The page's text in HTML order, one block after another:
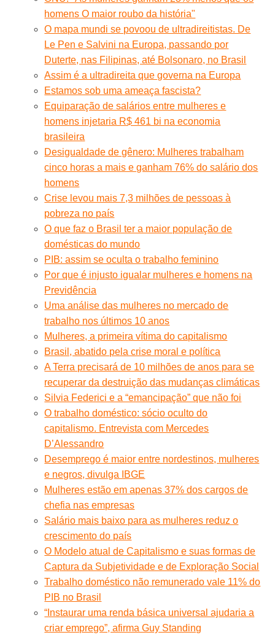
homens O maior roubo da história"
O mapa mundi se povoou de ultradireitistas. De
Le Pen e Salvini na Europa, passando por
Duterte, nas Filipinas, até Bolsonaro, no Brasil
Assim é a ultradireita que governa na Europa
Estamos sob uma ameaça fascista?
Equiparação de salários entre mulheres e
homens injetaria R$ 461 bi na economia
brasileira
Desigualdade de gênero: Mulheres trabalham
cinco horas a mais e ganham 76% do salário dos
homens
Crise levou mais 7,3 milhões de pessoas à
pobreza no país
O que faz o Brasil ter a maior população de
domésticas do mundo
PIB: assim se oculta o trabalho feminino
Por que é injusto igualar mulheres e homens na
Previdência
Uma análise das mulheres no mercado de
trabalho nos últimos 10 anos
Mulheres, a primeira vítima do capitalismo
Brasil, abatido pela crise moral e política
A Terra precisará de 10 milhões de anos para se
recuperar da destruição das mudanças climáticas
Silvia Federici e a “emancipação” que não foi
O trabalho doméstico: sócio oculto do
capitalismo. Entrevista com Mercedes
D’Alessandro
Desemprego é maior entre nordestinos, mulheres
e negros, divulga IBGE
Mulheres estão em apenas 37% dos cargos de
chefia nas empresas
Salário mais baixo para as mulheres reduz o
crescimento do país
O Modelo atual de Capitalismo e suas formas de
Captura da Subjetividade e de Exploração Social
Trabalho doméstico não remunerado vale 11% do
PIB no Brasil
“Instaurar uma renda básica universal ajudaria a
criar emprego”, afirma Guy Standing